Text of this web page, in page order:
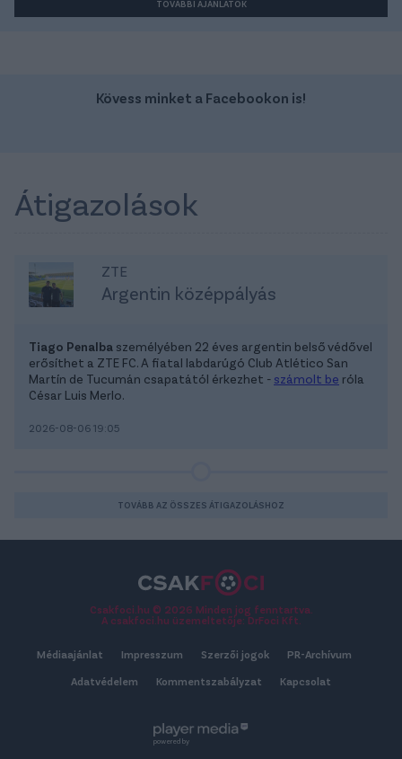
TOVÁBBI AJÁNLATOK
Kövess minket a Facebookon is!
Átigazolások
ZTE
Argentin középpályás
Tiago Penalba személyében 22 éves argentin belső védővel
erősíthet a ZTE FC. A fiatal labdarúgó Club Atlético San
Martín de Tucumán csapatától érkezhet - számolt be róla
César Luis Merlo.
2026-08-06 19:05
TOVÁBB AZ ÖSSZES ÁTIGAZOLÁSHOZ
Csakfoci.hu © 2026 Minden jog fenntartva.
A csakfoci.hu üzemeltetője: DrFoci Kft.
Médiaajánlat Impresszum Szerzői jogok PR-Archívum
Adatvédelem Kommentszabályzat Kapcsolat
powered by